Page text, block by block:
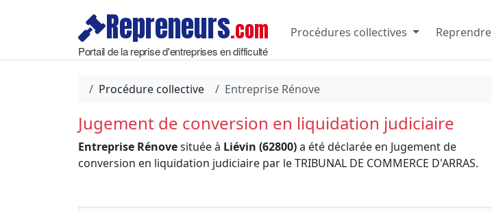
Repreneurs.com
Portail de la reprise d'entreprises en difficulté
Procédures collectives Reprendre
Procédure collective Entreprise Rénove
Jugement de conversion en liquidation judiciaire
Entreprise Rénovesituée à Liévin (62800)a été déclarée en Jugement de
conversion en liquidation judiciaire par le TRIBUNAL DE COMMERCE D'ARRAS.